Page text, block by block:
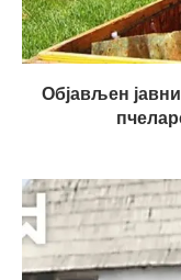
Објављен